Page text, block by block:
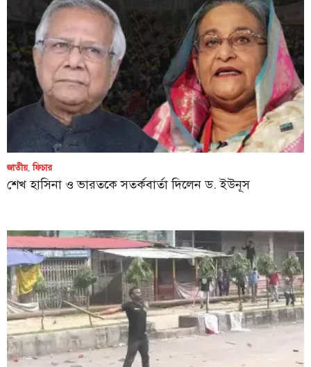
জাতীয়,ফিচার
শেখ হাসিনা ও ভারতকে সতর্কবার্তা দিলেন ড. ইউনূস